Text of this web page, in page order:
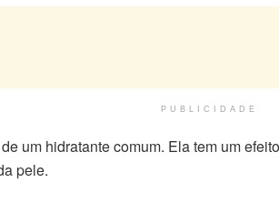
PUBLICIDADE
um hidratante comum. Ela tem um
pele.